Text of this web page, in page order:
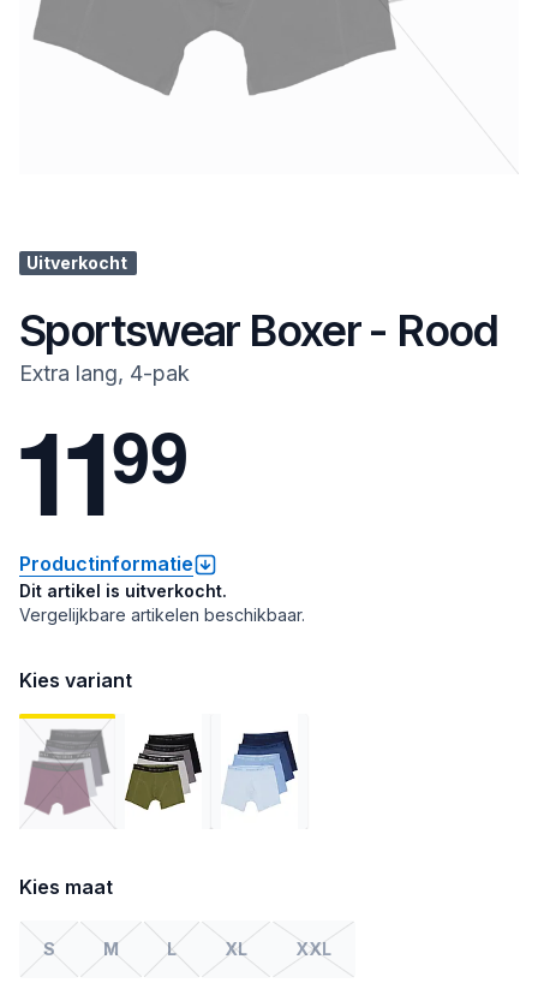
Uitverkocht
Sportswear Boxer - Rood
Extra lang, 4-pak
1199
Productinformatie
Dit artikel is uitverkocht.
Vergelijkbare artikelen beschikbaar.
Kies variant
Kies maat
S M L XL XXL